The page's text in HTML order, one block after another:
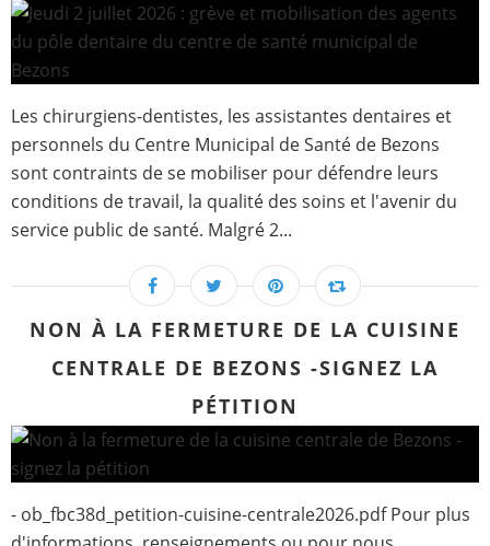
Les chirurgiens-dentistes, les assistantes dentaires et
personnels du Centre Municipal de Santé de Bezons
sont contraints de se mobiliser pour défendre leurs
conditions de travail, la qualité des soins et l'avenir du
service public de santé. Malgré 2...
NON À LA FERMETURE DE LA CUISINE
CENTRALE DE BEZONS -SIGNEZ LA
PÉTITION
- ob_fbc38d_petition-cuisine-centrale2026.pdf Pour plus